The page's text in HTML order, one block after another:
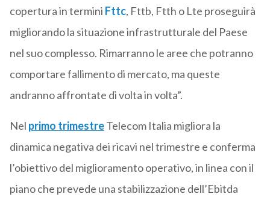
copertura in termini Fttc, Fttb, Ftth o Lte proseguirà
migliorando la situazione infrastrutturale del Paese
nel suo complesso. Rimarranno le aree che potranno
comportare fallimento di mercato, ma queste
andranno affrontate di volta in volta”.
Nel primo trimestreTelecom Italia migliora la
dinamica negativa dei ricavi nel trimestre e conferma
l’obiettivo del miglioramento operativo, in linea con il
piano che prevede una stabilizzazione dell’Ebitda